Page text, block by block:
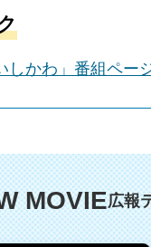
しかわ」番組ペー
MOVIE広報